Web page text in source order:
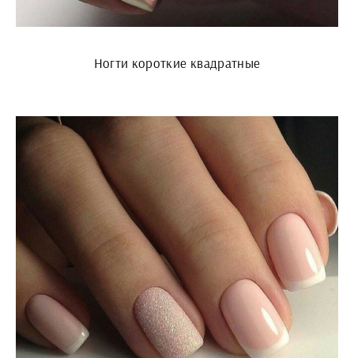
Ногти короткие квадратные